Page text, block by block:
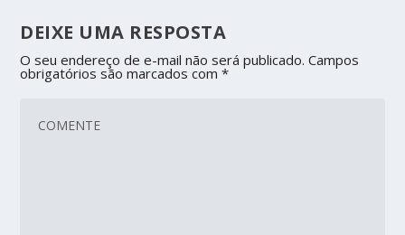
DEIXE UMA RESPOSTA
O seu endereço de e-mail não será publicado. Campos
obrigatórios são marcados com*